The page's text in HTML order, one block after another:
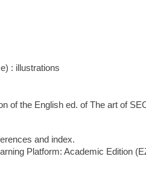
: illustrations
of the English ed. of The art of
and index.
Platform: Academic Edition